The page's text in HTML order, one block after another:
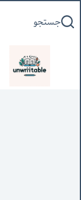
به
جستجو